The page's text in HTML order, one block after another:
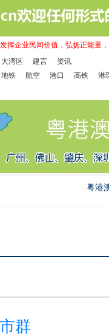
挥企业民间价值，弘扬正能量
大湾区 建言
资讯
地铁 航空 港口 高铁 港
粤港
群